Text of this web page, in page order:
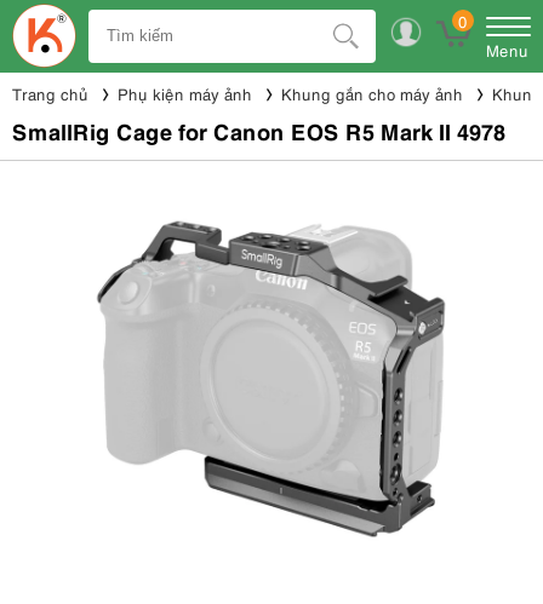
0
Menu
Trang chủ Phụ kiện máy ảnh Khung gắn cho máy ảnh
SmallRig Cage for Canon EOS R5 Mark II 4978